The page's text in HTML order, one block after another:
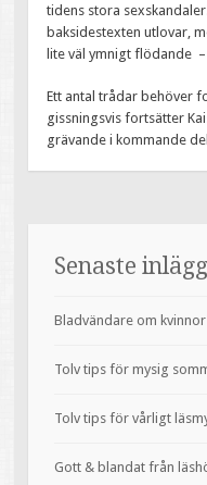
tidens stora
baksidestexten utlovar,
lite väl ymnigt flödande
Ett antal trådar behöver
gissningsvis fortsätter
grävande i kommande
Senaste
Bladvändare om
Tolv tips för mysig
Tolv tips för vårligt
Gott & blandat från